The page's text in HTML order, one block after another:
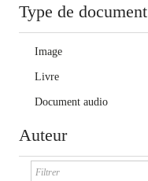
Type de document
Image
Livre
Document audio
Auteur